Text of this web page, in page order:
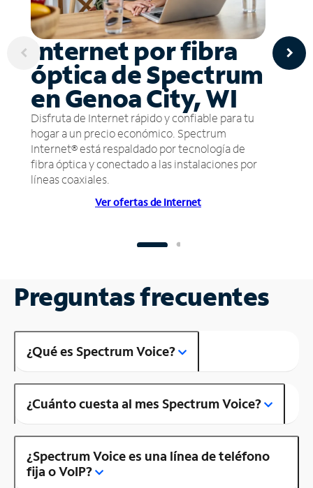
Internet por fibra
óptica de Spectrum
en Genoa City, WI
Disfruta de Internet rápido y confiable para tu
hogar a un precio económico. Spectrum
Internet® está respaldado por tecnología de
fibra óptica y conectado a las instalaciones por
líneas coaxiales.
Ver ofertas de Internet
Preguntas frecuentes
¿Qué es Spectrum Voice?
¿Cuánto cuesta al mes Spectrum Voice?
¿Spectrum Voice es una línea de teléfono
fija o VoIP?